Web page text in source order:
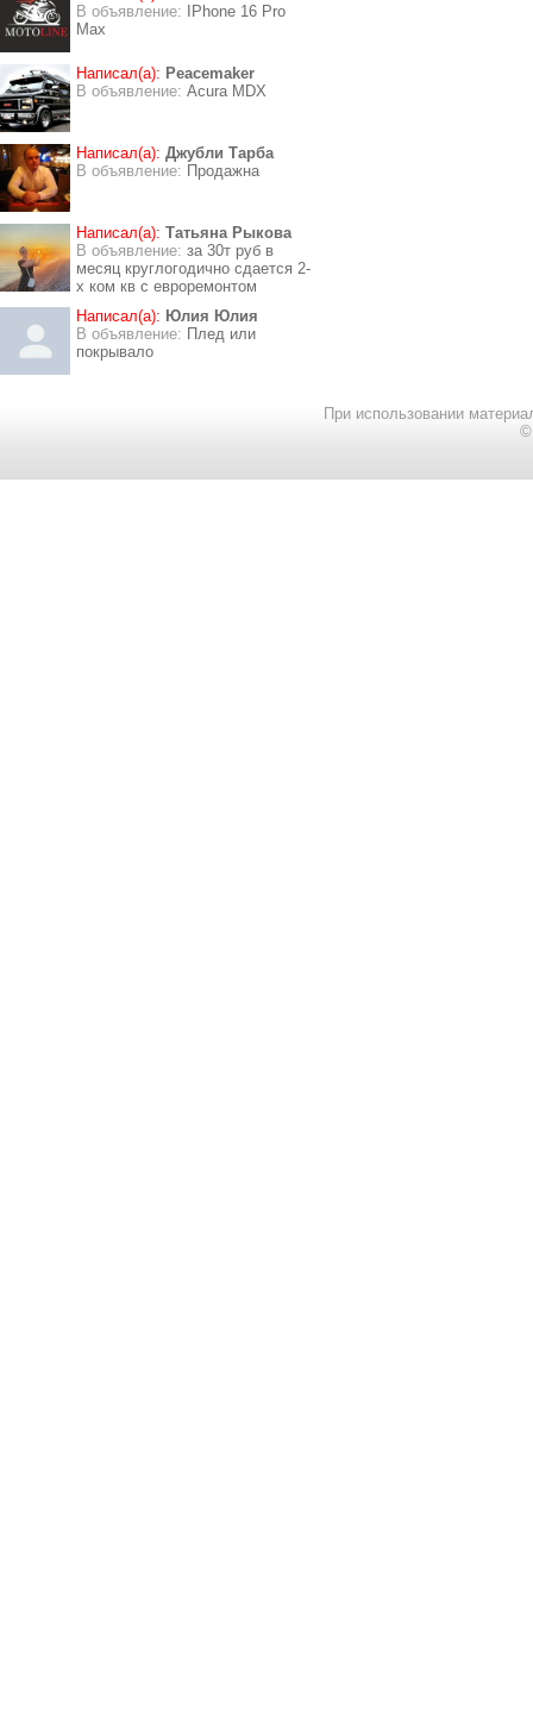
В объявление:
IPhone 16 Pro
Max
Написал(а): Peacemaker
В объявление: Acura MDX
Написал(а): Джубли Тарба
В объявление: Продажна
Написал(а): Татьяна Рыкова
В объявление: за 30т руб в
месяц круглогодично сдается 2-
х ком кв с евроремонтом
Написал(а): Юлия Юлия
В объявление: Плед или
покрывало
При использовании